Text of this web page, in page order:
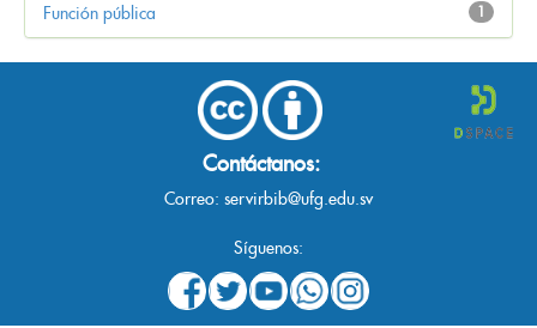
1
Función pública
Contáctanos:
Correo: servirbib@ufg.edu.sv
Síguenos: